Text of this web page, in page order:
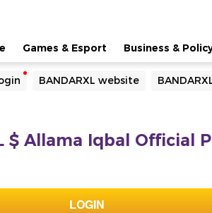
Games & Esport Business &
BANDARXL website
$ Allama Iqbal Official
LOGIN